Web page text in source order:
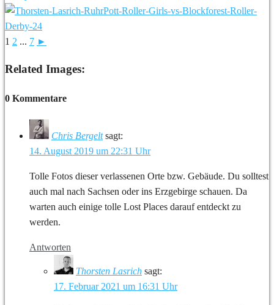
1 2 ... 7 ►
Related Images:
0 Kommentare
Chris Bergelt sagt:
14. August 2019 um 22:31 Uhr
Tolle Fotos dieser verlassenen Orte bzw. Gebäude. Du solltest
auch mal nach Sachsen oder ins Erzgebirge schauen. Da
warten auch einige tolle Lost Places darauf entdeckt zu
werden.
Antworten
Thorsten Lasrich sagt:
17. Februar 2021 um 16:31 Uhr